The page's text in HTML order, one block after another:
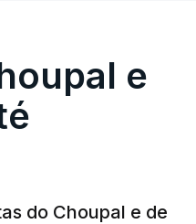
e
e
do Choupal e de